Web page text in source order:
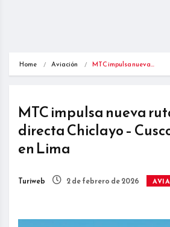
Home Aviación MTC impulsa nueva…
MTC impulsa nueva
directa Chiclayo –
en Lima
Turiweb 2 de febrero de 2026